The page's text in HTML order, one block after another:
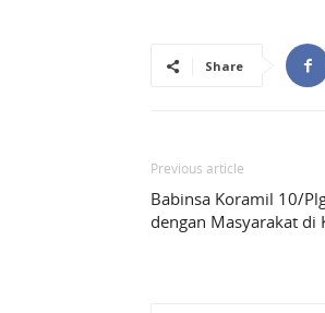
Share
Previous article
Babinsa Koramil 10/
dengan Masyarakat di